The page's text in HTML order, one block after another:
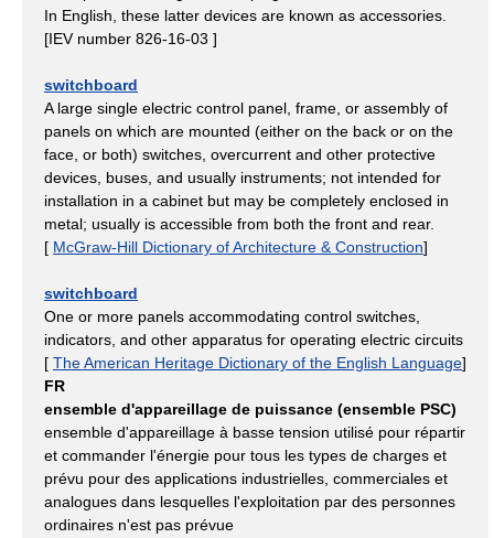
In English, these latter devices are known as accessories.
[IEV number 826-16-03 ]
switchboard
A large single electric control panel, frame, or assembly of
panels on which are mounted (either on the back or on the
face, or both) switches, overcurrent and other protective
devices, buses, and usually instruments; not intended for
installation in a cabinet but may be completely enclosed in
metal; usually is accessible from both the front and rear.
[ McGraw-Hill Dictionary of Architecture & Construction]
switchboard
One or more panels accommodating control switches,
indicators, and other apparatus for operating electric circuits
[ The American Heritage Dictionary of the English Language]
FR
ensemble d'appareillage de puissance (ensemble PSC)
ensemble d'appareillage à basse tension utilisé pour répartir
et commander l'énergie pour tous les types de charges et
prévu pour des applications industrielles, commerciales et
analogues dans lesquelles l'exploitation par des personnes
ordinaires n'est pas prévue